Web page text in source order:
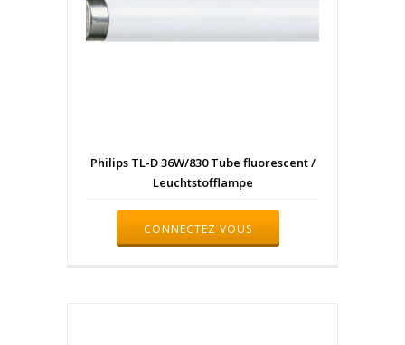
Philips TL-D 36W/830 Tube fluorescent /
Leuchtstofflampe
CONNECTEZ VOUS